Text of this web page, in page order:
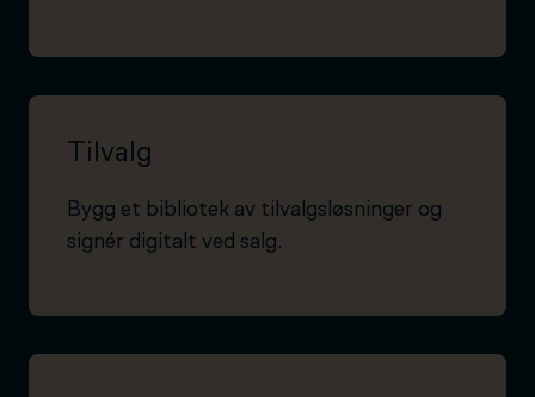
Tilvalg
Bygg et bibliotek av tilvalgsløsninger og
signér digitalt ved salg.